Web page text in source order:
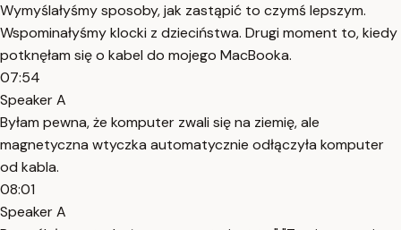
Wymyślałyśmy sposoby, jak zastąpić to czymś lepszym.
Wspominałyśmy klocki z dzieciństwa. Drugi moment to, kiedy
potknęłam się o kabel do mojego MacBooka.
07:54
Speaker A
Byłam pewna, że komputer zwali się na ziemię, ale
magnetyczna wtyczka automatycznie odłączyła komputer
od kabla.
08:01
Speaker A